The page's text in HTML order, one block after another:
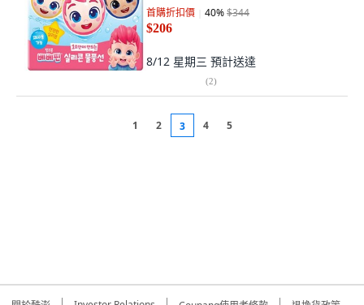
首購折扣價 40%$344
$206
8/12 星期三 預計送達
(2)
1 2 3 4 5